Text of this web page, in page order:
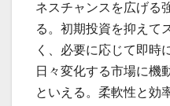
ネスチャンスを広げる
る。初期投資を抑えて
く、必要に応じて即時
日々変化する市場に機
といえる。柔軟性と効